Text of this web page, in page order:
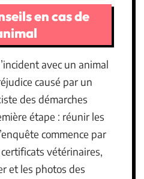
en cas de
avec un animal
causé par un
des démarches
étape : réunir les
commence par
vétérinaires,
et les photos des